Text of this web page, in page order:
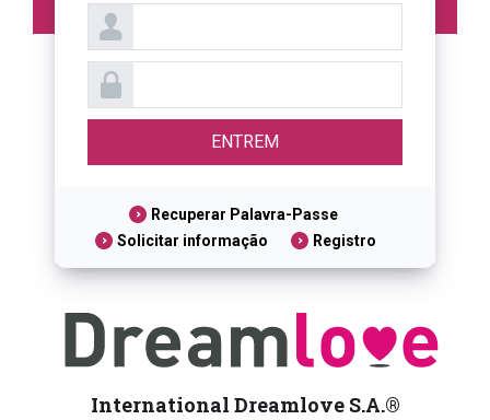
Recuperar Palavra-Passe
Solicitar informação
Registro
International Dreamlove S.A.®